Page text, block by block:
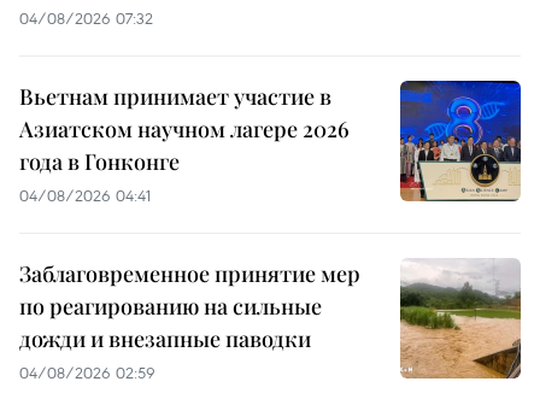
04/08/2026 07:32
Вьетнам принимает участие в
Азиатском научном лагере 2026
года в Гонконге
04/08/2026 04:41
Заблаговременное принятие мер
по реагированию на сильные
дожди и внезапные паводки
04/08/2026 02:59